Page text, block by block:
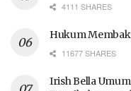
4111 SHARES
Hukum
11677 SHARES
Irish Bella